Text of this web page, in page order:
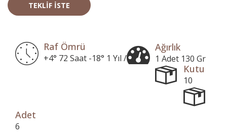
TEKLIF İSTE
Raf Ömrü
+4° 72 Saat -18° 1 Yıl /
Ağırlık
1 Adet 130 Gr
Kutu
10
Adet
6